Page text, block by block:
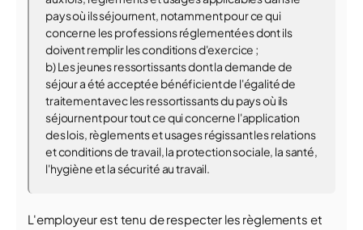
pays où ils séjournent, notamment pour ce qui
concerne les professions réglementées dont ils
doivent remplir les conditions d'exercice ;
b) Les jeunes ressortissants dont la demande de
séjour a été acceptée bénéficient de l'égalité de
traitement avec les ressortissants du pays où ils
séjournent pour tout ce qui concerne l'application
des lois, règlements et usages régissant les relations
et conditions de travail, la protection sociale, la santé,
l'hygiène et la sécurité au travail.
L'employeur est tenu de respecter les règlements et